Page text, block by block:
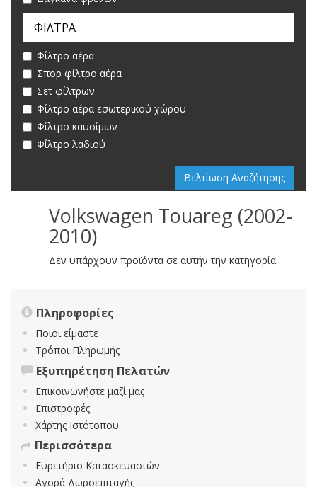
ΦIΛΤΡΑ
Φίλτρο αέρα
Σπορ φίλτρο αέρα
Σετ φίλτρων
Φίλτρο αέρα εσωτερικού χώρου
Φίλτρο καυσίμων
Φίλτρο λαδιού
Βελτίωση Αναζήτησης
Volkswagen Touareg (2002-
2010)
Δεν υπάρχουν προϊόντα σε αυτήν την κατηγορία.
Πληροφορίες
Ποιοι είμαστε
Τρόποι Πληρωμής
Εξυπηρέτηση Πελατών
Επικοινωνήστε μαζί μας
Επιστροφές
Χάρτης Ιστότοπου
Περισσότερα
Ευρετήριο Κατασκευαστών
Αγορά Δωροεπιταγής